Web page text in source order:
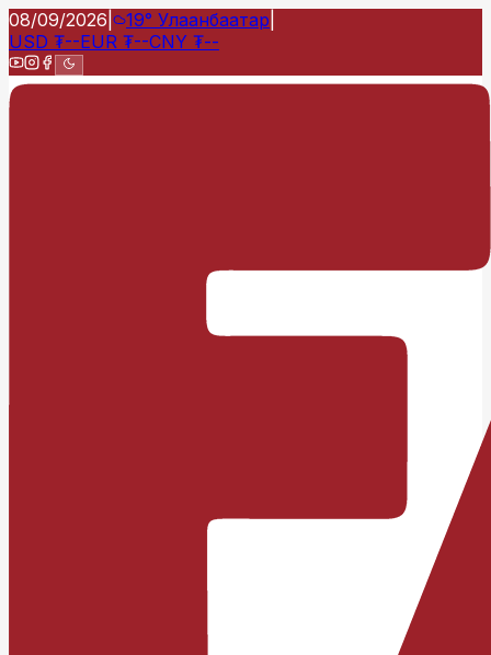
08/09/2026 19° Улаанбаатар
USD ₮--EUR ₮--CNY ₮--